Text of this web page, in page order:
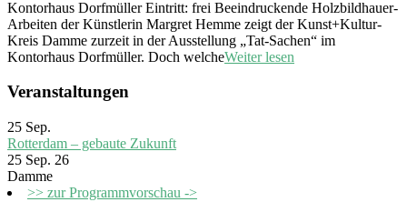
Kontorhaus Dorfmüller Eintritt: frei Beeindruckende Holzbildhauer-
Arbeiten der Künstlerin Margret Hemme zeigt der Kunst+Kultur-
Kreis Damme zurzeit in der Ausstellung „Tat-Sachen“ im
Kontorhaus Dorfmüller. Doch welcheWeiter lesen
Veranstaltungen
25 Sep.
Rotterdam – gebaute Zukunft
25 Sep. 26
Damme
>> zur Programmvorschau ->